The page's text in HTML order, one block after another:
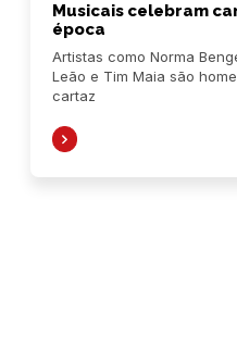
Musicais celebram
época
Artistas como Norma
Leão e Tim Maia são
cartaz